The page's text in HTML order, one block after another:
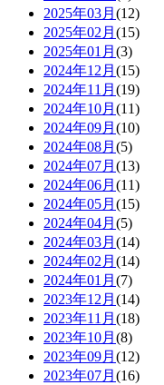
2025年03月 (12)
2025年02月 (15)
2025年01月 (3)
2024年12月 (15)
2024年11月 (19)
2024年10月 (11)
2024年09月 (10)
2024年08月 (5)
2024年07月 (13)
2024年06月 (11)
2024年05月 (15)
2024年04月 (5)
2024年03月 (14)
2024年02月 (14)
2024年01月 (7)
2023年12月 (14)
2023年11月 (18)
2023年10月 (8)
2023年09月 (12)
2023年07月 (16)